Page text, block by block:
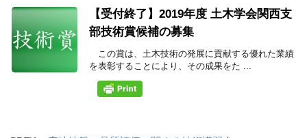
【受付終了】2019年度 土木学会関西支
部技術賞候補の募集
この賞は、土木技術の発展に貢献する優れた業績
を表彰することにより、その成果をた ...